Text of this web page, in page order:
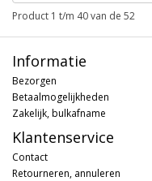
Product 1 t/m 40 van de 52
Informatie
Bezorgen
Betaalmogelijkheden
Zakelijk, bulkafname
Klantenservice
Contact
Retourneren, annuleren